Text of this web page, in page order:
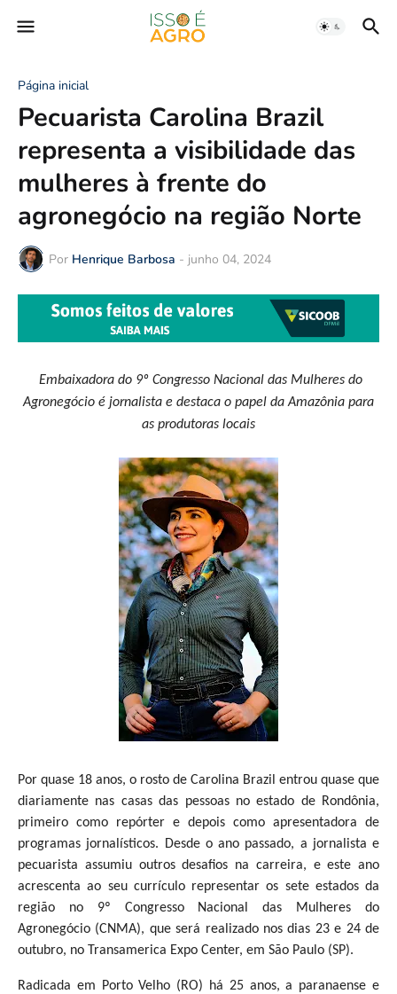
Página inicial
Pecuarista Carolina Brazil
representa a visibilidade das
mulheres à frente do
agronegócio na região Norte
Por Henrique Barbosa - junho 04, 2024
Embaixadora do 9º Congresso Nacional das Mulheres do
Agronegócio é jornalista e destaca o papel da Amazônia para
as produtoras locais
Por quase 18 anos, o rosto de Carolina Brazil entrou quase que
diariamente nas casas das pessoas no estado de Rondônia,
primeiro como repórter e depois como apresentadora de
programas jornalísticos. Desde o ano passado, a jornalista e
pecuarista assumiu outros desafios na carreira, e este ano
acrescenta ao seu currículo representar os sete estados da
região no 9º Congresso Nacional das Mulheres do
Agronegócio (CNMA), que será realizado nos dias 23 e 24 de
outubro, no Transamerica Expo Center, em São Paulo (SP).
Radicada em Porto Velho (RO) há 25 anos, a paranaense e